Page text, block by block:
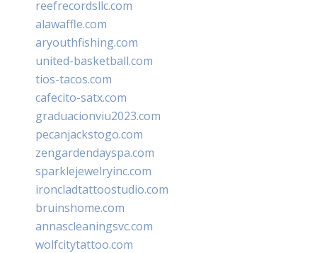
reefrecordsllc.com
alawaffle.com
aryouthfishing.com
united-basketball.com
tios-tacos.com
cafecito-satx.com
graduacionviu2023.com
pecanjackstogo.com
zengardendayspa.com
sparklejewelryinc.com
ironcladtattoostudio.com
bruinshome.com
annascleaningsvc.com
wolfcitytattoo.com